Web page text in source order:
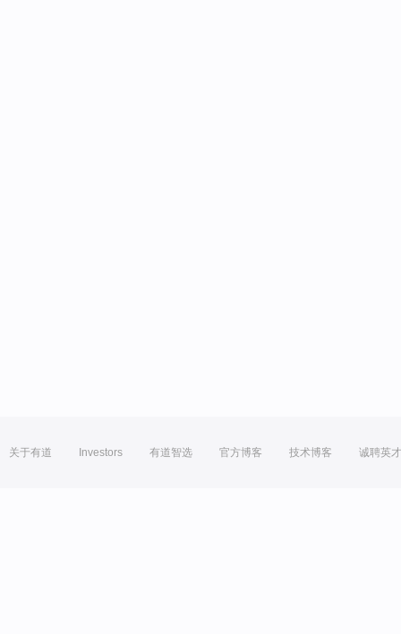
关于有道 Investors 有道智选 官方博客 技术博客 诚聘英才